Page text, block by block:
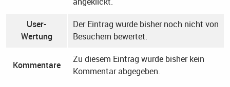
User-
Wertung
Der Eintrag wurde bisher noch nicht von
Besuchern bewertet.
Kommentare
Zu diesem Eintrag wurde bisher kein
Kommentar abgegeben.